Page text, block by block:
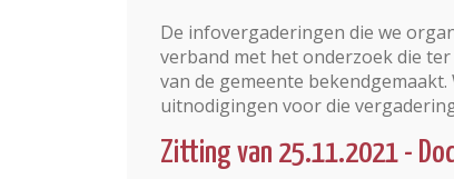
De infovergaderingen die we
verband met het onderzoek die
van de gemeente
uitnodigingen voor die
Zitting van 25.11.2021 -